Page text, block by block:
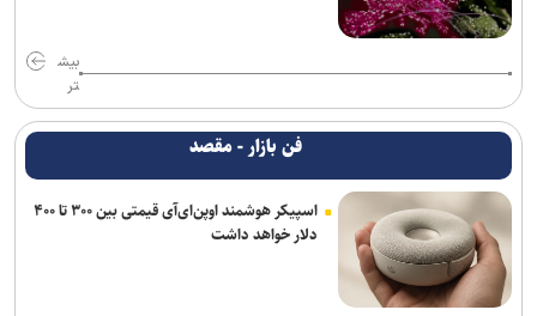
بیش
تر
فن بازار - مقصد
اسپیکر هوشمند اوپن‌ای‌آی قیمتی بین ۳۰۰ تا ۴۰۰
دلار خواهد داشت